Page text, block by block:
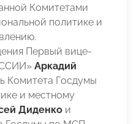
Комитетами
политике и
Первый вице-
Аркадий
Комитета Госдумы
и местному
Диденко и